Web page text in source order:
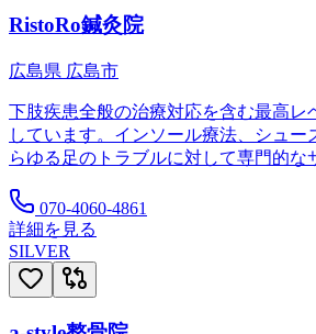
RistoRo鍼灸院
広島県 広島市
下肢疾患全般の治療対応を含む最高レ
しています。インソール療法、シュー
らゆる足のトラブルに対して専門的な
070-4060-4861
詳細を見る
SILVER